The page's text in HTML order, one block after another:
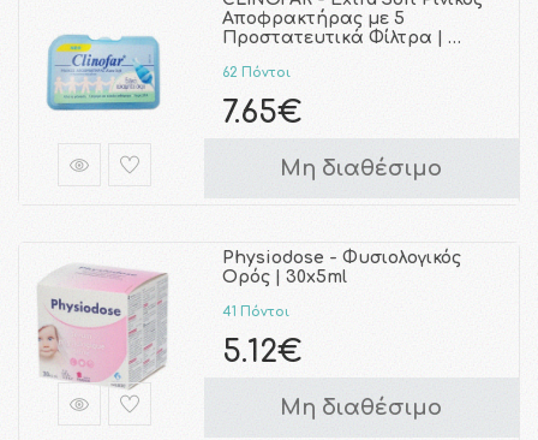
Αποφρακτήρας με 5
Προστατευτικά Φίλτρα | …
62 Πόντοι
7.65€
Μη διαθέσιμο
Physiodose - Φυσιολογικός
Ορός | 30x5ml
41 Πόντοι
5.12€
Μη διαθέσιμο